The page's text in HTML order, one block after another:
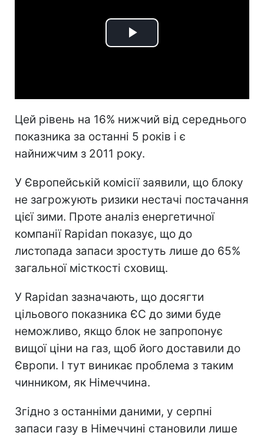
Play
Цей рівень на 16% нижчий від середнього
показника за останні 5 років і є
найнижчим з 2011 року.
У Європейській комісії заявили, що блоку
не загрожують ризики нестачі постачання
цієї зими. Проте аналіз енергетичної
компанії Rapidan показує, що до
листопада запаси зростуть лише до 65%
загальної місткості сховищ.
У Rapidan зазначають, що досягти
цільового показника ЄС до зими буде
неможливо, якщо блок не запропонує
вищої ціни на газ, щоб його доставили до
Європи. І тут виникає проблема з таким
чинником, як Німеччина.
Згідно з останніми даними, у серпні
запаси газу в Німеччині становили лише